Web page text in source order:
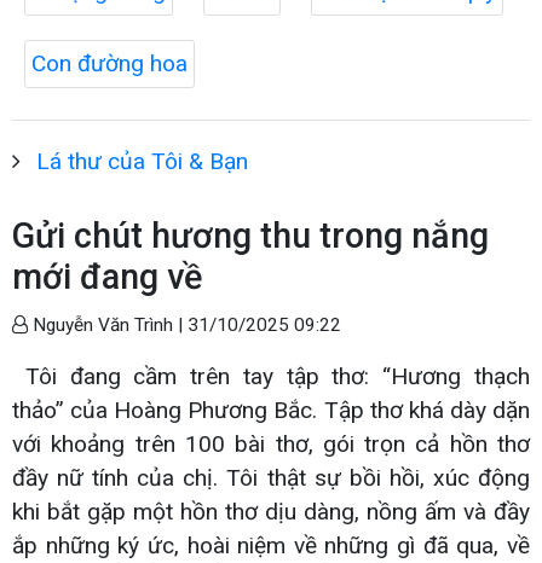
Con đường hoa
Lá thư của Tôi & Bạn
Gửi chút hương thu trong nắng
mới đang về
Nguyễn Văn Trình | 31/10/2025 09:22
Tôi đang cầm trên tay tập thơ: “Hương thạch
thảo” của Hoàng Phương Bắc. Tập thơ khá dày dặn
với khoảng trên 100 bài thơ, gói trọn cả hồn thơ
đầy nữ tính của chị. Tôi thật sự bồi hồi, xúc động
khi bắt gặp một hồn thơ dịu dàng, nồng ấm và đầy
ắp những ký ức, hoài niệm về những gì đã qua, về